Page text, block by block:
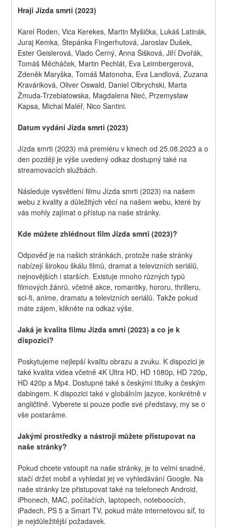
Hrají Jízda smrti (2023)
Karel Roden, Vica Kerekes, Martin Myšička, Lukáš Latinák,
Juraj Kemka, Štepánka Fingerhutová, Jaroslav Dušek,
Ester Geislerová, Vlado Černý, Anna Šišková, Jiří Dvořák,
Tomáš Měcháček, Martin Pechlát, Eva Leimbergerová,
Zdeněk Maryška, Tomáš Matonoha, Eva Landlová, Zuzana
Kraváriková, Oliver Oswald, Daniel Olbrychski, Marta
Żmuda-Trzebiatowska, Magdalena Nieć, Przemysław
Kapsa, Michal Maléř, Nico Santini.
Datum vydání Jízda smrti (2023)
Jízda smrti (2023) má premiéru v kinech od 25.08.2023 a o
den později je výše uvedený odkaz dostupný také na
streamovacích službách.
Následuje vysvětlení filmu Jízda smrti (2023) na našem
webu z kvality a důležitých věcí na našem webu, které by
vás mohly zajímat o přístup na naše stránky.
Kde můžete zhlédnout film Jízda smrti (2023)?
Odpověď je na našich stránkách, protože naše stránky
nabízejí širokou škálu filmů, dramat a televizních seriálů,
nejnovějších i starších. Existuje mnoho různých typů
filmových žánrů, včetně akce, romantiky, hororu, thrilleru,
sci-fi, anime, dramatu a televizních seriálů. Takže pokud
máte zájem, klikněte na odkaz výše.
Jaká je kvalita filmu Jízda smrti (2023) a co je k
dispozici?
Poskytujeme nejlepší kvalitu obrazu a zvuku. K dispozici je
také kvalita videa včetně 4K Ultra HD, HD 1080p, HD 720p,
HD 420p a Mp4. Dostupné také s českými titulky a českým
dabingem. K dispozici také v globálním jazyce, konkrétně v
angličtině. Vyberete si pouze podle své představy, my se o
vše postaráme.
Jakými prostředky a nástroji můžete přistupovat na
naše stránky?
Pokud chcete vstoupit na naše stránky, je to velmi snadné,
stačí držet mobil a vyhledat jej ve vyhledávání Google. Na
naše stránky lze přistupovat také na telefonech Android,
iPhonech, MAC, počítačích, laptopech, noteboocích,
iPadech, PS 5 a Smart TV, pokud máte internetovou síť, to
je nejdůležitější požadavek.